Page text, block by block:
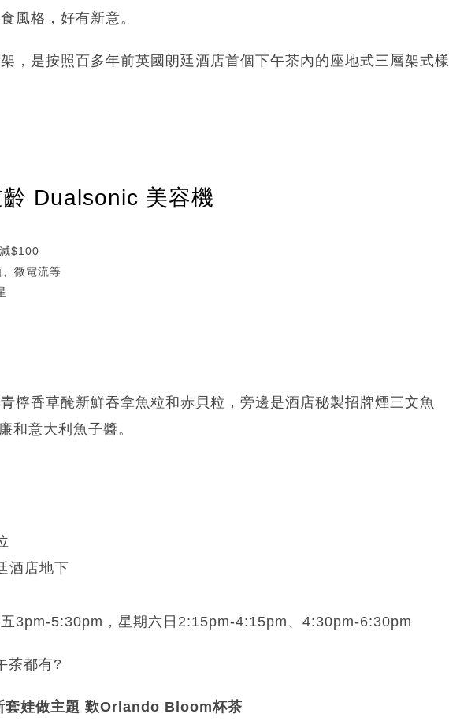
風格，好有新意。
，是按照百多年前英國朗廷酒店首個下午茶內的座地式三層架式樣
Dualsonic 美容機
$100
微電流等
檸香草醃新鮮吞拿魚粒和赤貝粒，旁邊是酒店秘製招牌煙三文魚
和意大利魚子醬。
酒店地下
3pm-5:30pm，星期六日2:15pm-4:15pm、4:30pm-6:30pm
茶都有?
娃做主題 歎Orlando Bloom杯茶